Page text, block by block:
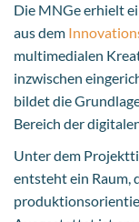
Die MNGe erhielt
aus dem
multimedialen
inzwischen
bildet die
Bereich der
Unter dem
entsteht ein Raum,